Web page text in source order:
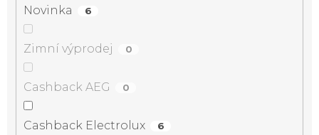
Novinka 6
Zimní výprodej 0
Cashback AEG 0
Cashback Electrolux 6